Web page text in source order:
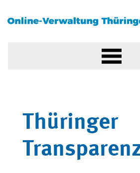
Thüringer